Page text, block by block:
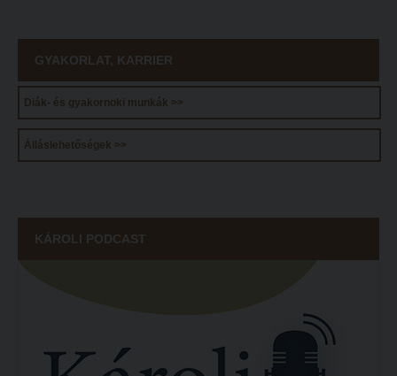
Díszoklevél igénylés
GYAKORLAT, KARRIER
Diák- és gyakornoki munkák >>
Álláslehetőségek >>
KÁROLI PODCAST